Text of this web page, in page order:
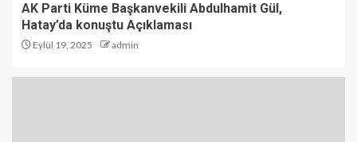
AK Parti Küme Başkanvekili Abdulhamit Gül,
Hatay’da konuştu Açıklaması
Eylül 19, 2025 admin